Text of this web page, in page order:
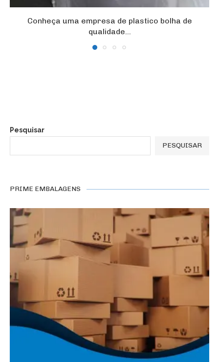
Conheça uma empresa de plastico bolha de
qualidade...
Pesquisar
PESQUISAR
PRIME EMBALAGENS